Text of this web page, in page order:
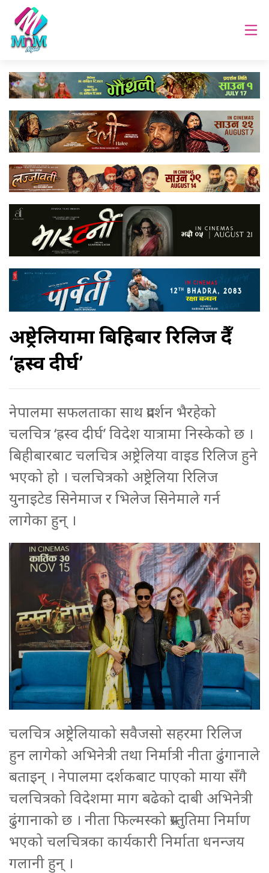
अष्ट्रेलियामा बिहिबार रिलिज हुँदै
‘ह्रस्व दीर्घ’
नेपालमा सफलताका साथ प्रदर्शन भैरहेको
चलचित्र ‘ह्रस्व दीर्घ’ विदेश यात्रामा निस्केको छ ।
बिहीबारबाट चलचित्र अष्ट्रेलिया वाइड रिलिज हुने
भएको हो । चलचित्रको अष्ट्रेलिया रिलिज
युनाइटेड सिनेमाज र भिलेज सिनेमाले गर्न
लागेका हुन् ।
चलचित्र अष्ट्रेलियाको सवैजसो सहरमा रिलिज
हुन लागेको अभिनेत्री तथा निर्मात्री नीता ढुंगानाले
बताइन् । नेपालमा दर्शकबाट पाएको माया सँगै
चलचित्रको विदेशमा माग बढेको दाबी अभिनेत्री
ढुंगानाको छ । नीता फिल्मस्को प्रस्तुतिमा निर्माण
भएको चलचित्रका कार्यकारी निर्माता धनन्जय
गलानी हुन् ।